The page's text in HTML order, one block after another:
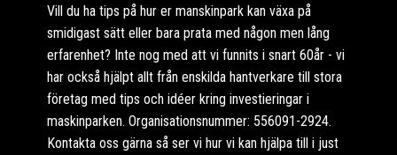
Vill du ha tips på hur er manskinpark kan växa på
smidigast sätt eller bara prata med någon men lång
erfarenhet? Inte nog med att vi funnits i snart 60år - vi
har också hjälpt allt från enskilda hantverkare till stora
företag med tips och idéer kring investieringar i
maskinparken. Organisationsnummer: 556091-2924.
Kontakta oss gärna så ser vi hur vi kan hjälpa till i just